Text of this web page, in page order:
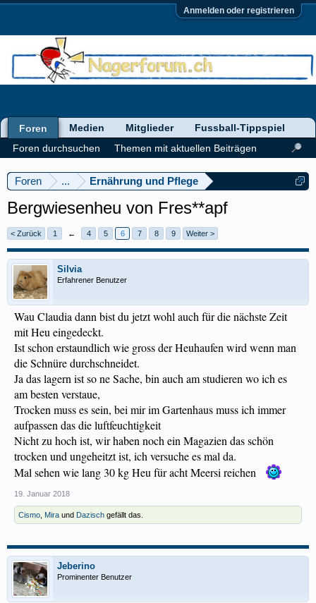
Anmelden oder registrieren
Foren ... Ernährung und Pflege
Bergwiesenheu von Fres**apf
< Zurück 1 ← 4 5 6 7 8 9 Weiter >
Silvia
Erfahrener Benutzer
Wau Claudia dann bist du jetzt wohl auch für die nächste Zeit
mit Heu eingedeckt.
Ist schon erstaundlich wie gross der Heuhaufen wird wenn man
die Schnüre durchschneidet.
Ja das lagern ist so ne Sache, bin auch am studieren wo ich es
am besten verstaue,
Trocken muss es sein, bei mir im Gartenhaus muss ich immer
aufpassen das die luftfeuchtigkeit
Nicht zu hoch ist, wir haben noch ein Magazien das schön
trocken und ungeheitzt ist, ich versuche es mal da.
Mal sehen wie lang 30 kg Heu für acht Meersi reichen
19. Januar 2018
Cismo Mira und Dazisch gefällt das.
Jeberino
Prominenter Benutzer
Foren
Foren durchsuchen
Themen mit aktuellen Beiträgen
Medien Mitglieder Fussball-Tippspiel